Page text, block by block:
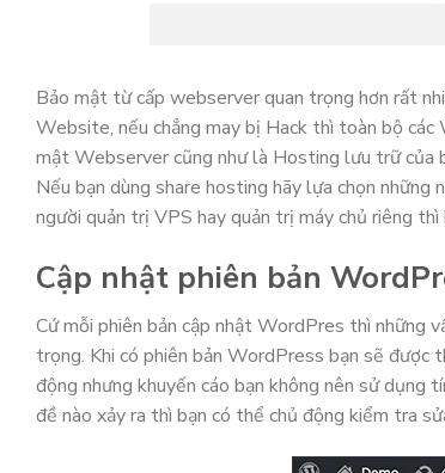
Bảo mật từ cấp webserver quan trọng hơn rất
Website, nếu chẳng may bị Hack thì toàn bộ
mật Webserver cũng như là Hosting lưu trữ của
Nếu bạn dùng share hosting hãy lựa chọn
người quản trị VPS hay quản trị máy chủ riêng
Cập nhật phiên bản
Cứ mỗi phiên bản cập nhật WordPres thì những
trọng. Khi có phiên bản WordPress bạn sẽ
động nhưng khuyến cáo bạn không nên sử dụng
đề nào xảy ra thì bạn có thể chủ động kiểm tra